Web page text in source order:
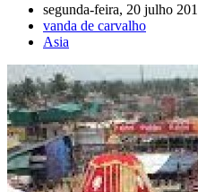
segunda-feira, 20 julho
vanda de carvalho
Asia